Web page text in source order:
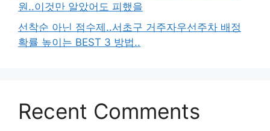
원..이것만 알았어도 피했을
선착순 아닌 점수제..서초구 거주자우선주차 배정
확률 높이는 BEST 3 방법..
Recent Comments